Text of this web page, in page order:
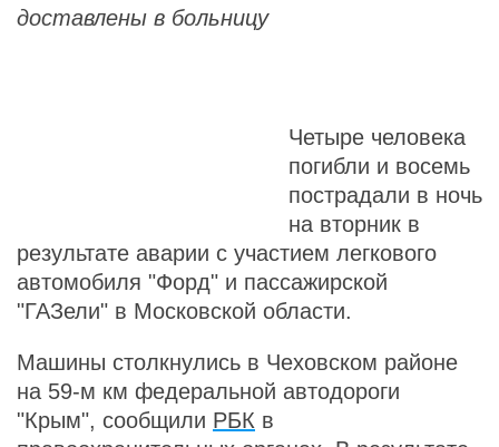
доставлены в больницу
Четыре человека
погибли и восемь
пострадали в ночь
на вторник в
результате аварии с участием легкового
автомобиля "Форд" и пассажирской
"ГАЗели" в Московской области.
Машины столкнулись в Чеховском районе
на 59-м км федеральной автодороги
"Крым", сообщили РБК в